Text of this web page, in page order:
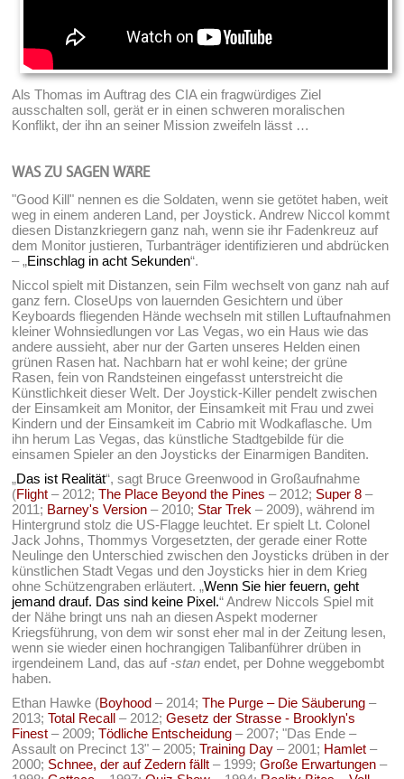
Als Thomas im Auftrag des CIA ein fragwürdiges Ziel
ausschalten soll, gerät er in einen schweren moralischen
Konflikt, der ihn an seiner Mission zweifeln lässt …
WAS ZU SAGEN WÄRE
"Good Kill" nennen es die Soldaten, wenn sie getötet haben, weit
weg in einem anderen Land, per Joystick. Andrew Niccol kommt
diesen Distanzkriegern ganz nah, wenn sie ihr Fadenkreuz auf
dem Monitor justieren, Turbanträger identifizieren und abdrücken
– „Einschlag in acht Sekunden“.
Niccol spielt mit Distanzen, sein Film wechselt von ganz nah auf
ganz fern. CloseUps von lauernden Gesichtern und über
Keyboards fliegenden Hände wechseln mit stillen Luftaufnahmen
kleiner Wohnsiedlungen vor Las Vegas, wo ein Haus wie das
andere aussieht, aber nur der Garten unseres Helden einen
grünen Rasen hat. Nachbarn hat er wohl keine; der grüne
Rasen, fein von Randsteinen eingefasst unterstreicht die
Künstlichkeit dieser Welt. Der Joystick-Killer pendelt zwischen
der Einsamkeit am Monitor, der Einsamkeit mit Frau und zwei
Kindern und der Einsamkeit im Cabrio mit Wodkaflasche. Um
ihn herum Las Vegas, das künstliche Stadtgebilde für die
einsamen Spieler an den Joysticks der Einarmigen Banditen.
„Das ist Realität“, sagt Bruce Greenwood in Großaufnahme
(Flight – 2012;The Place Beyond the Pines – 2012; Super 8 –
2011; Barney's Version – 2010; Star Trek – 2009), während im
Hintergrund stolz die US-Flagge leuchtet. Er spielt Lt. Colonel
Jack Johns, Thommys Vorgesetzten, der gerade einer Rotte
Neulinge den Unterschied zwischen den Joysticks drüben in der
künstlichen Stadt Vegas und den Joysticks hier in dem Krieg
ohne Schützengraben erläutert. „Wenn Sie hier feuern, geht
jemand drauf. Das sind keine Pixel.“ Andrew Niccols Spiel mit
der Nähe bringt uns nah an diesen Aspekt moderner
Kriegsführung, von dem wir sonst eher mal in der Zeitung lesen,
wenn sie wieder einen hochrangigen Talibanführer drüben in
irgendeinem Land, das auf -stan endet, per Dohne weggebombt
haben.
Ethan Hawke (Boyhood – 2014;The Purge – Die Säuberung –
2013;Total Recall – 2012;Gesetz der Strasse - Brooklyn's
Finest – 2009;Tödliche Entscheidung – 2007; "Das Ende –
Assault on Precinct 13" – 2005;Training Day – 2001; Hamlet –
2000; Schnee, der auf Zedern fällt – 1999;Große Erwartungen –